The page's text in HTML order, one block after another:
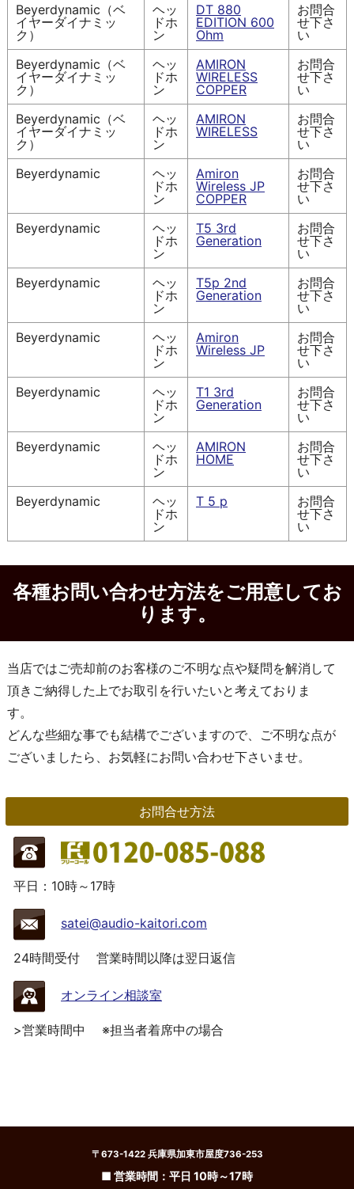
Beyerdynamic（ベ
イヤーダイナミッ
ク）
ヘッ
ドホ
ン
DT 880
EDITION 600
Ohm
お問合
せ下さ
い
Beyerdynamic（ベ
イヤーダイナミッ
ク）
ヘッ
ドホ
ン
AMIRON
WIRELESS
COPPER
お問合
せ下さ
い
Beyerdynamic（ベ
イヤーダイナミッ
ク）
ヘッ
ドホ
ン
AMIRON
WIRELESS
お問合
せ下さ
い
Beyerdynamic
ヘッ
ドホ
ン
Amiron
Wireless JP
COPPER
お問合
せ下さ
い
Beyerdynamic
ヘッ
ドホ
ン
T5 3rd
Generation
お問合
せ下さ
い
Beyerdynamic
ヘッ
ドホ
ン
T5p 2nd
Generation
お問合
せ下さ
い
Beyerdynamic
ヘッ
ドホ
ン
Amiron
Wireless JP
お問合
せ下さ
い
Beyerdynamic
ヘッ
ドホ
ン
T1 3rd
Generation
お問合
せ下さ
い
Beyerdynamic
ヘッ
ドホ
ン
AMIRON
HOME
お問合
せ下さ
い
Beyerdynamic
ヘッ
ドホ
ン
T 5 p
お問合
せ下さ
い
各種お問い合わせ方法をご用意してお
ります。
当店ではご売却前のお客様のご不明な点や疑問を解消して
頂きご納得した上でお取引を行いたいと考えておりま
す。
どんな些細な事でも結構でございますので、ご不明な点が
ございましたら、お気軽にお問い合わせ下さいませ。
お問合せ方法
平日：10時～17時
satei@audio-kaitori.com
24時間受付 営業時間以降は翌日返信
オンライン相談室
>営業時間中 ※担当者着席中の場合
〒673-1422 兵庫県加東市屋度736-253
■ 営業時間：平日 10時～17時